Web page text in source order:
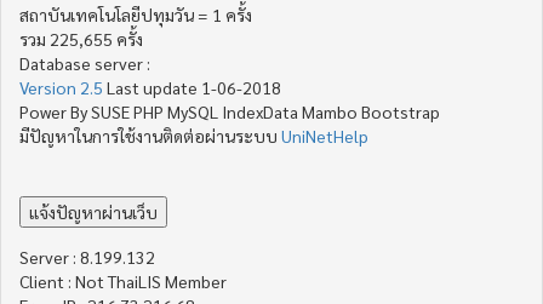
สถาบันเทคโนโลยีปทุมวัน = 1 ครั้ง
รวม 225,655 ครั้ง
Database server :
Version 2.5 Last update 1-06-2018
Power By SUSE PHP MySQL IndexData Mambo Bootstrap
มีปัญหาในการใช้งานติดต่อผ่านระบบ UniNetHelp
Server : 8.199.132
Client : Not ThaiLIS Member